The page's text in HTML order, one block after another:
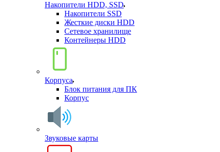
Накопители HDD, SSD
Накопители SSD
Жесткие диски HDD
Сетевое хранилище
Контейнеры HDD
Корпуса
Блок питания для ПК
Корпус
Звуковые карты